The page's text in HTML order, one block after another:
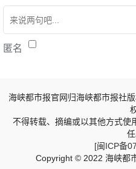
匿名
海峡都市报官网归海峡都市报社
不得转载、摘编或以其他方式使
任
[闽ICP备
Copyright © 2022 海峡都